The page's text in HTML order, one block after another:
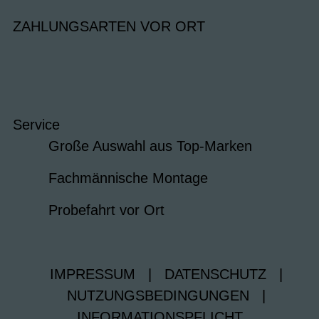
ZAHLUNGSARTEN VOR ORT
Service
Große Auswahl aus Top-Marken
Fachmännische Montage
Probefahrt vor Ort
IMPRESSUM DATENSCHUTZ
NUTZUNGSBEDINGUNGEN